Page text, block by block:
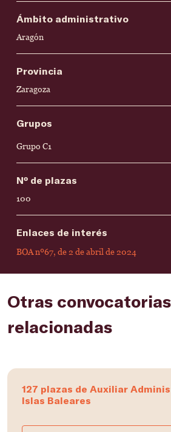
Ámbito administrativo
Aragón
Provincia
Zaragoza
Grupos
Grupo C1
Nº de plazas
100
Enlaces de interés
BOA nº67, de 2 de abril de 2024
Otras convocatorias
relacionadas
127 plazas de Auxiliar
Islas Baleares